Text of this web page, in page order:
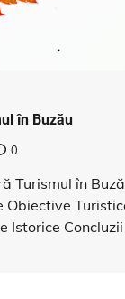
în Buzău
0
Turismul în
Obiective
Istorice